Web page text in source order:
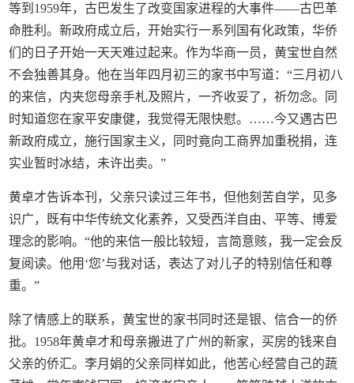
等到1959年，古巴发生了改变国家进程的大事件——古巴革
命胜利。新政府成立后，开始实行一系列国有化政策，华侨
们的日子开始一天天难过起来。作为华商一员，黄宝世自然
不会独善其身。他在当年四月初三的家书中写道：“三月初八
的来信，内夹您母亲手札及照片，一齐收妥了，祈勿念。同
时知道您在家平安康健，我觉得无限快慰。……今又遇古巴
新政府成立，施行国家主义，同时竟向工商界加重税捐，连
实业暂时冰结，未许出卖。”
黄卓才告诉本刊，父亲只读过三年书，但他刻苦自学，见多
识广，既有中华传统文化素养，又受西洋自由、平等、博爱
理念的影响。“他的来信一般比较短，言简意赅，我一定会反
复阅读。他用‘您’与我对话，表达了对儿子的特别信任和尊
重。”
除了情感上的联系，黄宝世的家书同时还是银、信合一的侨
批。1958年黄卓才和母亲搬进了广州的新家，买房的钱来自
父亲的侨汇。李月娟的父亲同样如此，他苦心经营自己的蔬